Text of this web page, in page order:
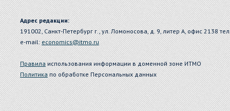
Адрес редакции:
191002, Санкт-Петербург г., ул. Ломоносова, д. 9, литер А, офис 2138
e-mail:economics@itmo.ru
Правилаиспользования информации в доменной зоне ИТМО
Политикапо обработке Персональных данных